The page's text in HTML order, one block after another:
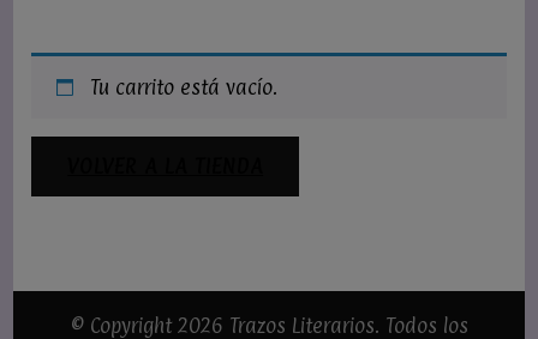
Tu carrito está vacío.
© Copyright 2026 Trazos Literarios. Todos los